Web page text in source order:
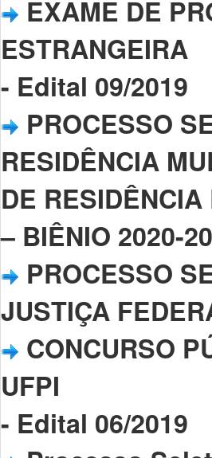
EXAME DE
ESTRANGEIRA
- Edital 09/2019
PROCESSO
RESIDÊNCIA
DE
– BIÊNIO 2020-
PROCESSO
JUSTIÇA
CONCURSO
UFPI
- Edital 06/2019